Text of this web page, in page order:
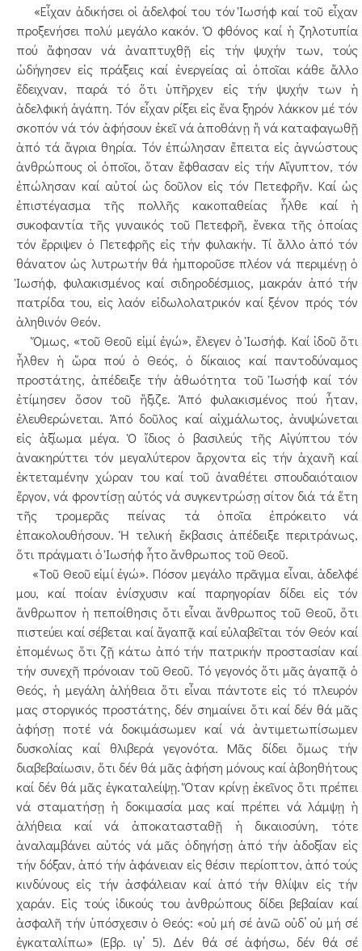
«Εἶχαν ἀδικήσει οἱ ἀδελφοί του τόν Ἰωσήφ καί τοῦ εἶχαν
προξενήσει πολύ μεγάλο κακόν. Ὁ φθόνος καί ἡ ζηλοτυπία
πού ἄφησαν νά ἀναπτυχθῇ εἰς τήν ψυχήν των, τούς
ὡδήγησεν εἰς πράξεις καί ἐνεργείας αἱ ὁποῖαι κάθε ἄλλο
ἔδειχναν, παρά τό ὅτι ὑπῆρχεν εἰς τήν ψυχήν των ἡ
ἀδελφική ἀγάπη. Τόν εἶχαν ρίξει εἰς ἕνα ξηρόν λάκκον μέ τόν
σκοπόν νά τόν ἀφήσουν ἐκεῖ νά ἀποθάνῃ ἤ νά καταφαγωθῇ
ἀπό τά ἄγρια θηρία. Τόν ἐπώλησαν ἔπειτα εἰς ἀγνώστους
ἀνθρώπους οἱ ὁποῖοι, ὅταν ἔφθασαν εἰς τήν Αἴγυπτον, τόν
ἐπώλησαν καί αὐτοί ὡς δοῦλον εἰς τόν Πετεφρῆν. Καί ὡς
ἐπιστέγασμα τῆς πολλῆς κακοπαθείας ἦλθε καί ἡ
συκοφαντία τῆς γυναικός τοῦ Πετεφρῆ, ἕνεκα τῆς ὁποίας
τόν ἔρριψεν ὁ Πετεφρῆς εἰς τήν φυλακήν. Τί ἄλλο ἀπό τόν
θάνατον ὡς λυτρωτήν θά ἠμποροῦσε πλέον νά περιμένῃ ὁ
Ἰωσήφ, φυλακισμένος καί σιδηροδέσμιος, μακράν ἀπό τήν
πατρίδα του, εἰς λαόν εἰδωλολατρικόν καί ξένον πρός τόν
ἀληθινόν Θεόν.
Ὅμως, «τοῦ Θεοῦ εἰμί ἐγώ», ἔλεγεν ὁ Ἰωσήφ. Καί ἰδοῦ ὅτι
ἦλθεν ἡ ὥρα πού ὁ Θεός, ὁ δίκαιος καί παντοδύναμος
προστάτης, ἀπέδειξε τήν ἀθωότητα τοῦ Ἰωσήφ καί τόν
ἐτίμησεν ὅσον τοῦ ἤξιζε. Ἀπό φυλακισμένος πού ἦταν,
ἐλευθερώνεται. Ἀπό δοῦλος καί αἰχμάλωτος, ἀνυψώνεται
εἰς ἀξίωμα μέγα. Ὁ ἴδιος ὁ βασιλεύς τῆς Αἰγύπτου τόν
ἀνακηρύττει τόν μεγαλύτερον ἄρχοντα εἰς τήν ἀχανῆ καί
ἐκτεταμένην χώραν του καί τοῦ ἀναθέτει σπουδαιόταιον
ἔργον, νά φροντίσῃ αὐτός νά συγκεντρώσῃ σίτον διά τά ἕτη
τῆς τρομερᾶς πείνας τά ὁποῖα ἐπρόκειτο νά
ἐπακολουθήσουν. Ἡ τελική ἔκβασις ἀπέδειξε περιτράνως,
ὅτι πράγματι ὁ Ἰωσήφ ἦτο ἄνθρωπος τοῦ Θεοῦ.
«Τοῦ Θεοῦ εἰμί ἐγώ». Πόσον μεγάλο πρᾶγμα εἶναι, ἀδελφέ
μου, καί ποίαν ἐνίσχυσιν καί παρηγορίαν δίδει εἰς τόν
ἄνθρωπον ἡ πεποίθησις ὅτι εἶναι ἄνθρωπος τοῦ Θεοῦ, ὅτι
πιστεύει καί σέβεται καί ἄγαπᾷ καί εὐλαβεῖται τόν Θεόν καί
ἑπομένως ὅτι ζῇ κάτω ἀπό τήν πατρικήν προστασίαν καί
τήν συνεχῆ πρόνοιαν τοῦ Θεοῦ. Τό γεγονός ὅτι μᾶς ἀγαπᾷ ὁ
Θεός, ἡ μεγάλη ἀλήθεια ὅτι εἶναι πάντοτε εἰς τό πλευρόν
μας στοργικός προστάτης, δέν σημαίνει ὅτι καί δέν θά μᾶς
ἀφήσῃ ποτέ νά δοκιμάσωμεν καί νά ἀντιμετωπίσωμεν
δυσκολίας καί θλιβερά γεγονότα. Μᾶς δίδει ὅμως τήν
διαβεβαίωσιν, ὅτι δέν θά μᾶς ἀφήση μόνους καί ἀβοηθήτους
καί δέν θά μᾶς ἐγκαταλείψῃ. Ὅταν κρίνῃ ἐκεῖνος ὅτι πρέπει
νά σταματήσῃ ἡ δοκιμασία μας καί πρέπει νά λάμψῃ ἡ
ἀλήθεια καί νά ἀποκατασταθῇ ἡ δικαιοσύνη, τότε
ἀναλαμβάνει αὐτός νά μᾶς ὁδηγήσῃ ἀπό τήν ἀδοξίαν εἰς
τήν δόξαν, ἀπό τήν ἀφάνειαν εἰς θέσιν περίοπτον, ἀπό τούς
κινδύνους εἰς τήν ἀσφάλειαν καί ἀπό τήν θλίψιν εἰς τήν
χαράν. Εἰς τούς ἰδικούς του ἀνθρώπους δίδει βεβαίαν καί
ἀσφαλῆ τήν ὑπόσχεσιν ὁ Θεός: «οὐ μή σέ ἀνῶ οὐδ’ οὐ μή σέ
ἐγκαταλίπω» (Εβρ. ιγ’ 5). Δέν θά σέ ἀφήσω, δέν θά σέ